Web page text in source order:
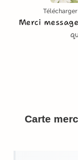
Merci
Carte